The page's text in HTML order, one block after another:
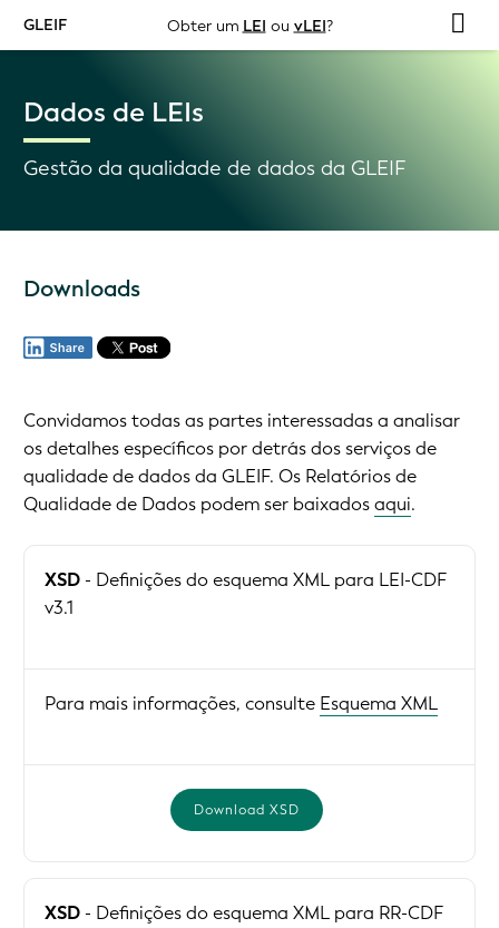
GLEIF Obter um LEI ou vLEI?
Dados de LEIs
Gestão da qualidade de dados da GLEIF
Downloads
Convidamos todas as partes interessadas a analisar
os detalhes específicos por detrás dos serviços de
qualidade de dados da GLEIF. Os Relatórios de
Qualidade de Dados podem ser baixadosaqui.
XSD - Definições do esquema XML para LEI-CDF
v3.1
Para mais informações, consulte Esquema XML
Download XSD
XSD - Definições do esquema XML para RR-CDF